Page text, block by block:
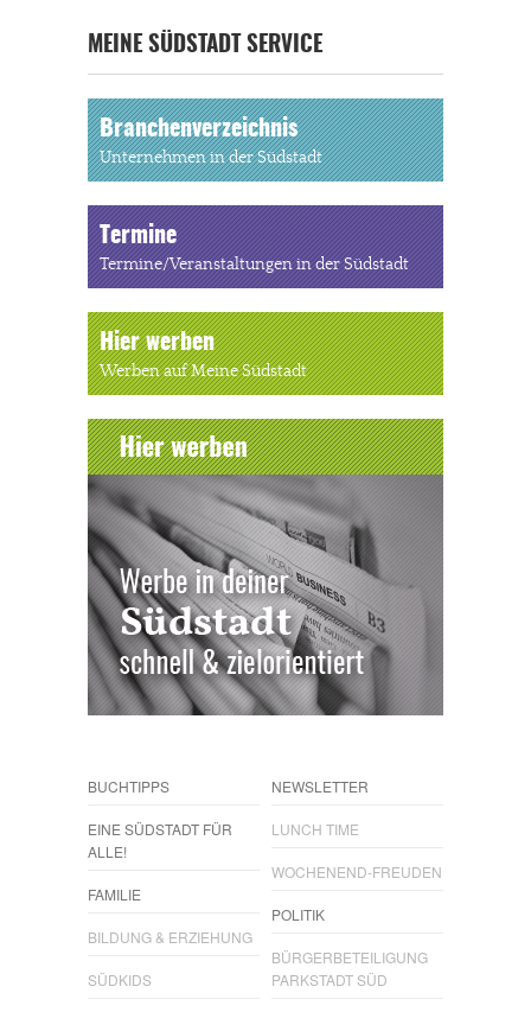
MEINE SÜDSTADT SERVICE
Branchenverzeichnis
Unternehmen in der Südstadt
Termine
Termine/Veranstaltungen in der Südstadt
Hier werben
Werben auf Meine Südstadt
BUCHTIPPS
EINE SÜDSTADT FÜR
ALLE!
FAMILIE
BILDUNG & ERZIEHUNG
SÜDKIDS
NEWSLETTER
LUNCH TIME
WOCHENEND-FREUDEN
POLITIK
BÜRGERBETEILIGUNG
PARKSTADT SÜD